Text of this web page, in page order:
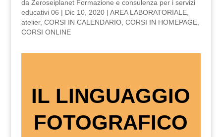
da Zeroseiplanet Formazione e consulenza per i servizi
educativi 06 | Dic 10, 2020| AREA LABORATORIALE,
atelier, CORSI IN CALENDARIO, CORSI IN HOMEPAGE,
CORSI ONLINE
IL LINGUAGGIO
FOTOGRAFICO